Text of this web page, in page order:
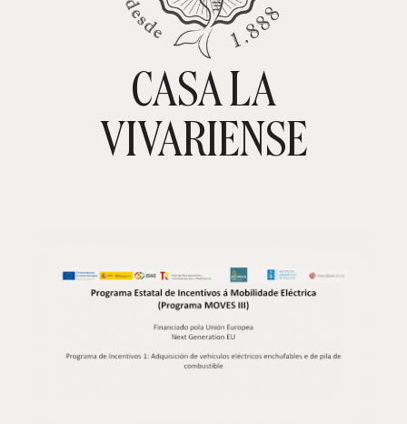
TIENDA ONLINECASA LA
VIVARIENSE